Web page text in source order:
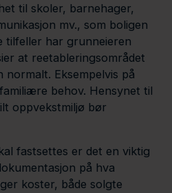
til skoler, barnehager,
mv., som boligen
tilfeller har grunneieren
at reetableringsområdet
normalt. Eksempelvis på
behov. Hensynet til
oppvekstmiljø bør
fastsettes er det en viktig
på hva
koster, både solgte